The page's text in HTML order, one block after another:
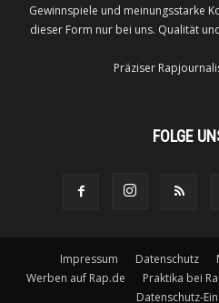
Gewinnspiele und meinungsstarke
dieser Form nur bei uns. Qualität
Präziser
FOLGE
Impressum Datenschutz
Werben auf Rap.de
Praktika bei
Datenschutz-